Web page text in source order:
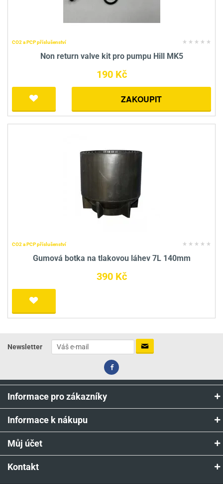
CO2 a PCP příslušenství
Non return valve kit pro pumpu Hill MK5
190 Kč
ZAKOUPIT
CO2 a PCP příslušenství
Gumová botka na tlakovou láhev 7L 140mm
390 Kč
Newsletter
Informace pro zákazníky
Informace k nákupu
Můj účet
Kontakt